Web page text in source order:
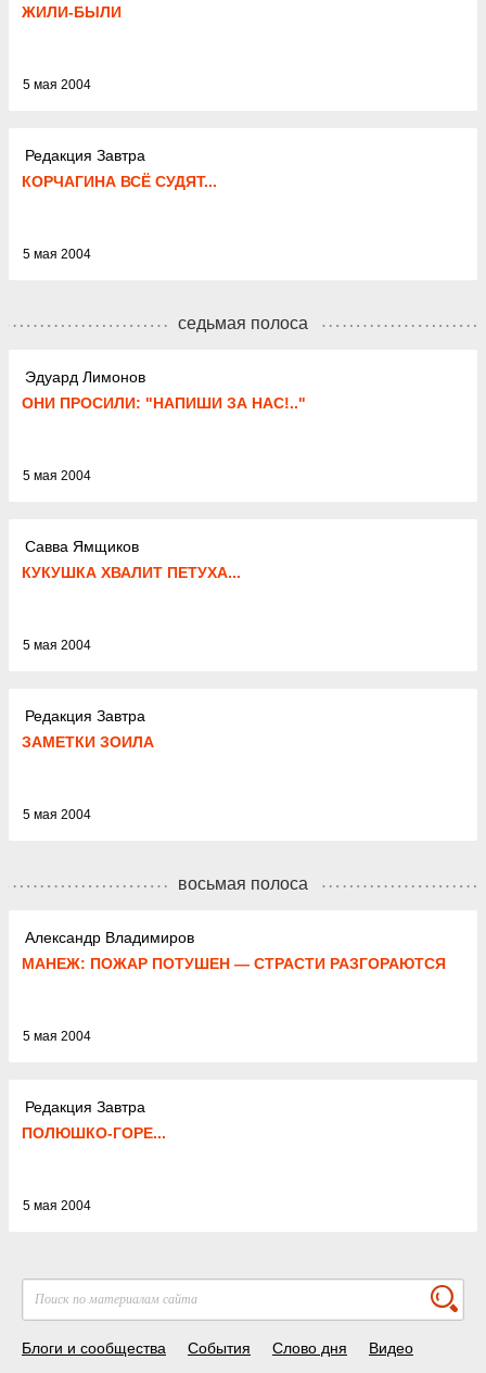
ЖИЛИ-БЫЛИ
5 мая 2004
Редакция Завтра
КОРЧАГИНА ВСЁ СУДЯТ...
5 мая 2004
седьмая полоса
Эдуард Лимонов
ОНИ ПРОСИЛИ: "НАПИШИ ЗА НАС!.."
5 мая 2004
Савва Ямщиков
КУКУШКА ХВАЛИТ ПЕТУХА...
5 мая 2004
Редакция Завтра
ЗАМЕТКИ ЗОИЛА
5 мая 2004
восьмая полоса
Александр Владимиров
МАНЕЖ: ПОЖАР ПОТУШЕН — СТРАСТИ РАЗГОРАЮТСЯ
5 мая 2004
Редакция Завтра
ПОЛЮШКО-ГОРЕ...
5 мая 2004
Блоги и сообщества События Слово дня Видео